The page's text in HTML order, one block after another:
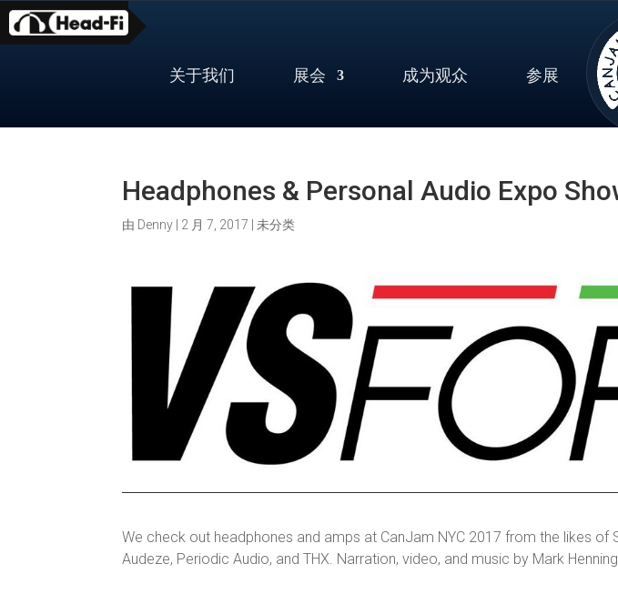
Skip
content
关于我们 展会 成为观众 参展
Headphones & Personal Audio Expo
由 Denny 2 月 7, 2017 未分类
We check out headphones and amps at CanJam NYC 2017 from the likes of
Audeze, Periodic Audio, and THX. Narration, video, and music by Mark